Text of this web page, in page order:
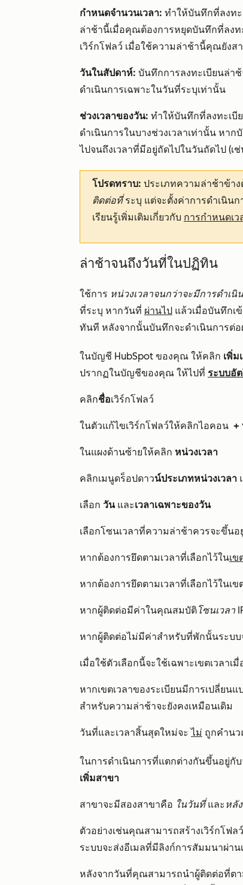
กำหนดจำนวนเวลา: ทำให้บันทึกที่ลงท
ล่าช้านี้เมื่อคุณต้องการหยุดบันทึกที่ลงท
เวิร์กโฟลว์ เมื่อใช้ความล่าช้านี้คุณยัง
วันในสัปดาห์: บันทึกการลงทะเบียนล่า
ดำเนินการเฉพาะในวันที่ระบุเท่านั้น
ช่วงเวลาของวัน: ทำให้บันทึกที่ลงทะเบี
ดำเนินการในบางช่วงเวลาเท่านั้น หา
ไปจนถึงเวลาที่มีอยู่ถัดไปในวันถัดไป (เ
โปรดทราบ: ประเภทความล่าช้าข้า
ติดต่อที่ระบุ แต่จะตั้งค่าการดำเนิน
เรียนรู้เพิ่มเติมเกี่ยวกับ การกำหนดเ
ล่าช้าจนถึงวันที่ในปฏิทิน
ใช้การ หน่วงเวลาจนกว่าจะมีการดำเ
ที่ระบุ หากวันที่ ผ่านไป แล้วเมื่อบันทึกเ
ทันที หลังจากนั้นบันทึกจะดำเนินการต่อ
ในบัญชี HubSpot ของคุณ ให้คลิก เพิ่ม
ปรากฏในบัญชีของคุณ ให้ไปที่ ระบบอั
คลิกชื่อเวิร์กโฟลว์
ในตัวแก้ไขเวิร์กโฟลว์ให้คลิกไอคอน +
ในแผงด้านซ้ายให้คลิก หน่วงเวลา
คลิกเมนูดร็อปดาวน์ประเภทหน่วงเวลา
เลือก วันและเวลาเฉพาะของวัน
เลือกโซนเวลาที่ความล่าช้าควรจะขึ้นอ
หากต้องการยึดตามเวลาที่เลือกไว้ในเข
หากต้องการยึดตามเวลาที่เลือกไว้ในเข
หากผู้ติดต่อมีค่าในคุณสมบัติโซนเวลา
หากผู้ติดต่อไม่มีค่าสำหรับที่พักนั้นระบ
เมื่อใช้ตัวเลือกนี้จะใช้เฉพาะเขตเวลาเ
หากเขตเวลาของระเบียนมีการเปลี่ย
สำหรับความล่าช้าจะยังคงเหมือนเดิม
วันที่และเวลาสิ้นสุดใหม่จะไม่ ถูกคำนว
ในการดำเนินการที่แตกต่างกันขึ้นอยู่กั
เพิ่มสาขา
สาขาจะมีสองสาขาคือ ในวันที่และ หลั
ตัวอย่างเช่นคุณสามารถสร้างเวิร์กโฟล
ระบบจะส่งอีเมลที่มีลิงก์การสัมมนาผ่าน
หลังจากวันที่คุณสามารถนำผู้ติดต่อที่ตา